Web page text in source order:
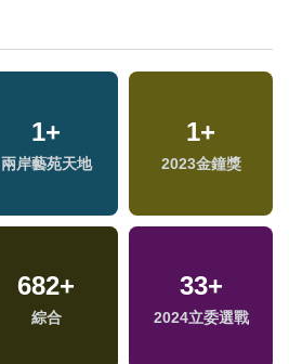
1+
兩岸藝苑天地
1+
2023金鐘獎
682+
綜合
33+
2024立委選戰